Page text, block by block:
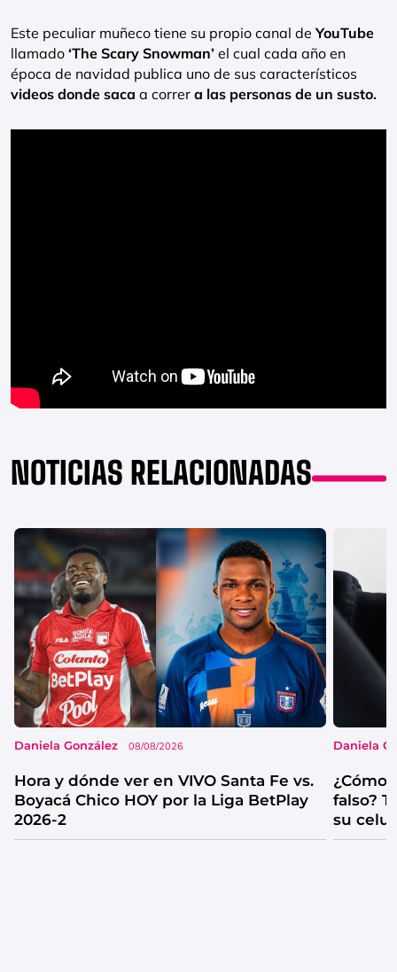
Este peculiar muñeco tiene su propio canal de YouTube
llamado ‘The Scary Snowman’ el cual cada año en
época de navidad publica uno de sus característicos
videos donde saca a correr a las personas de un susto.
NOTICIAS RELACIONADAS
Daniela González 08/08/2026
Hora y dónde ver en VIVO Santa Fe vs.
Boyacá Chico HOY por la Liga BetPlay
2026-2
Daniela
¿Cómo
falso?
su